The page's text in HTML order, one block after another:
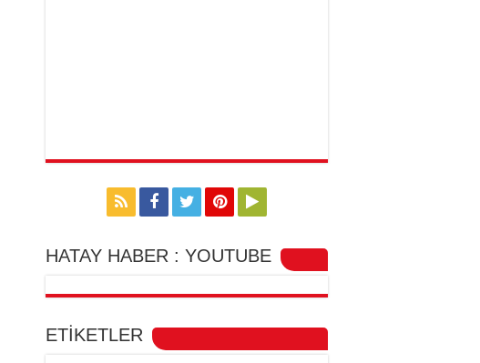
HATAY HABER : YOUTUBE
ETİKETLER